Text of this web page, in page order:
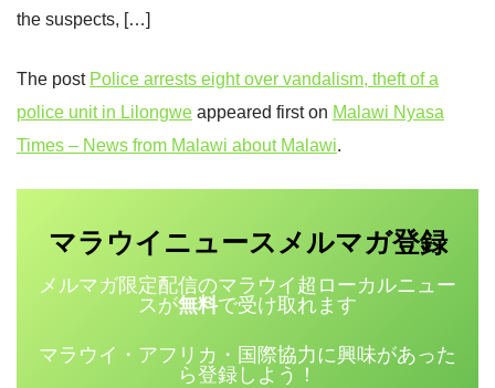
the suspects, […]
The post Police arrests eight over vandalism, theft of a
police unit in Lilongwe appeared first on Malawi Nyasa
Times – News from Malawi about Malawi.
マラウイニュース メルマガ登録
メルマガ限定配信のマラウイ超ローカルニュー
スが無料で受け取れます
マラウイ・アフリカ・国際協力に興味があった
ら登録しよう！